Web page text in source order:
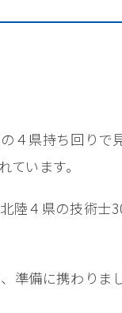
４県持ち回りで
います。
陸４県の技術士
準備に携わりまし